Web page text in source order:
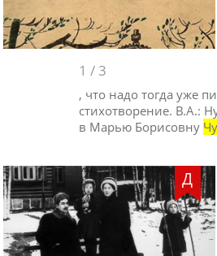
1 / 3
, что надо тогда уже
стихотворение. В.А.:
в Марью Борисовну
Д